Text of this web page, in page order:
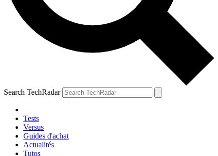
Search TechRadar
Tests
Versus
Guides d'achat
Actualités
Tutos